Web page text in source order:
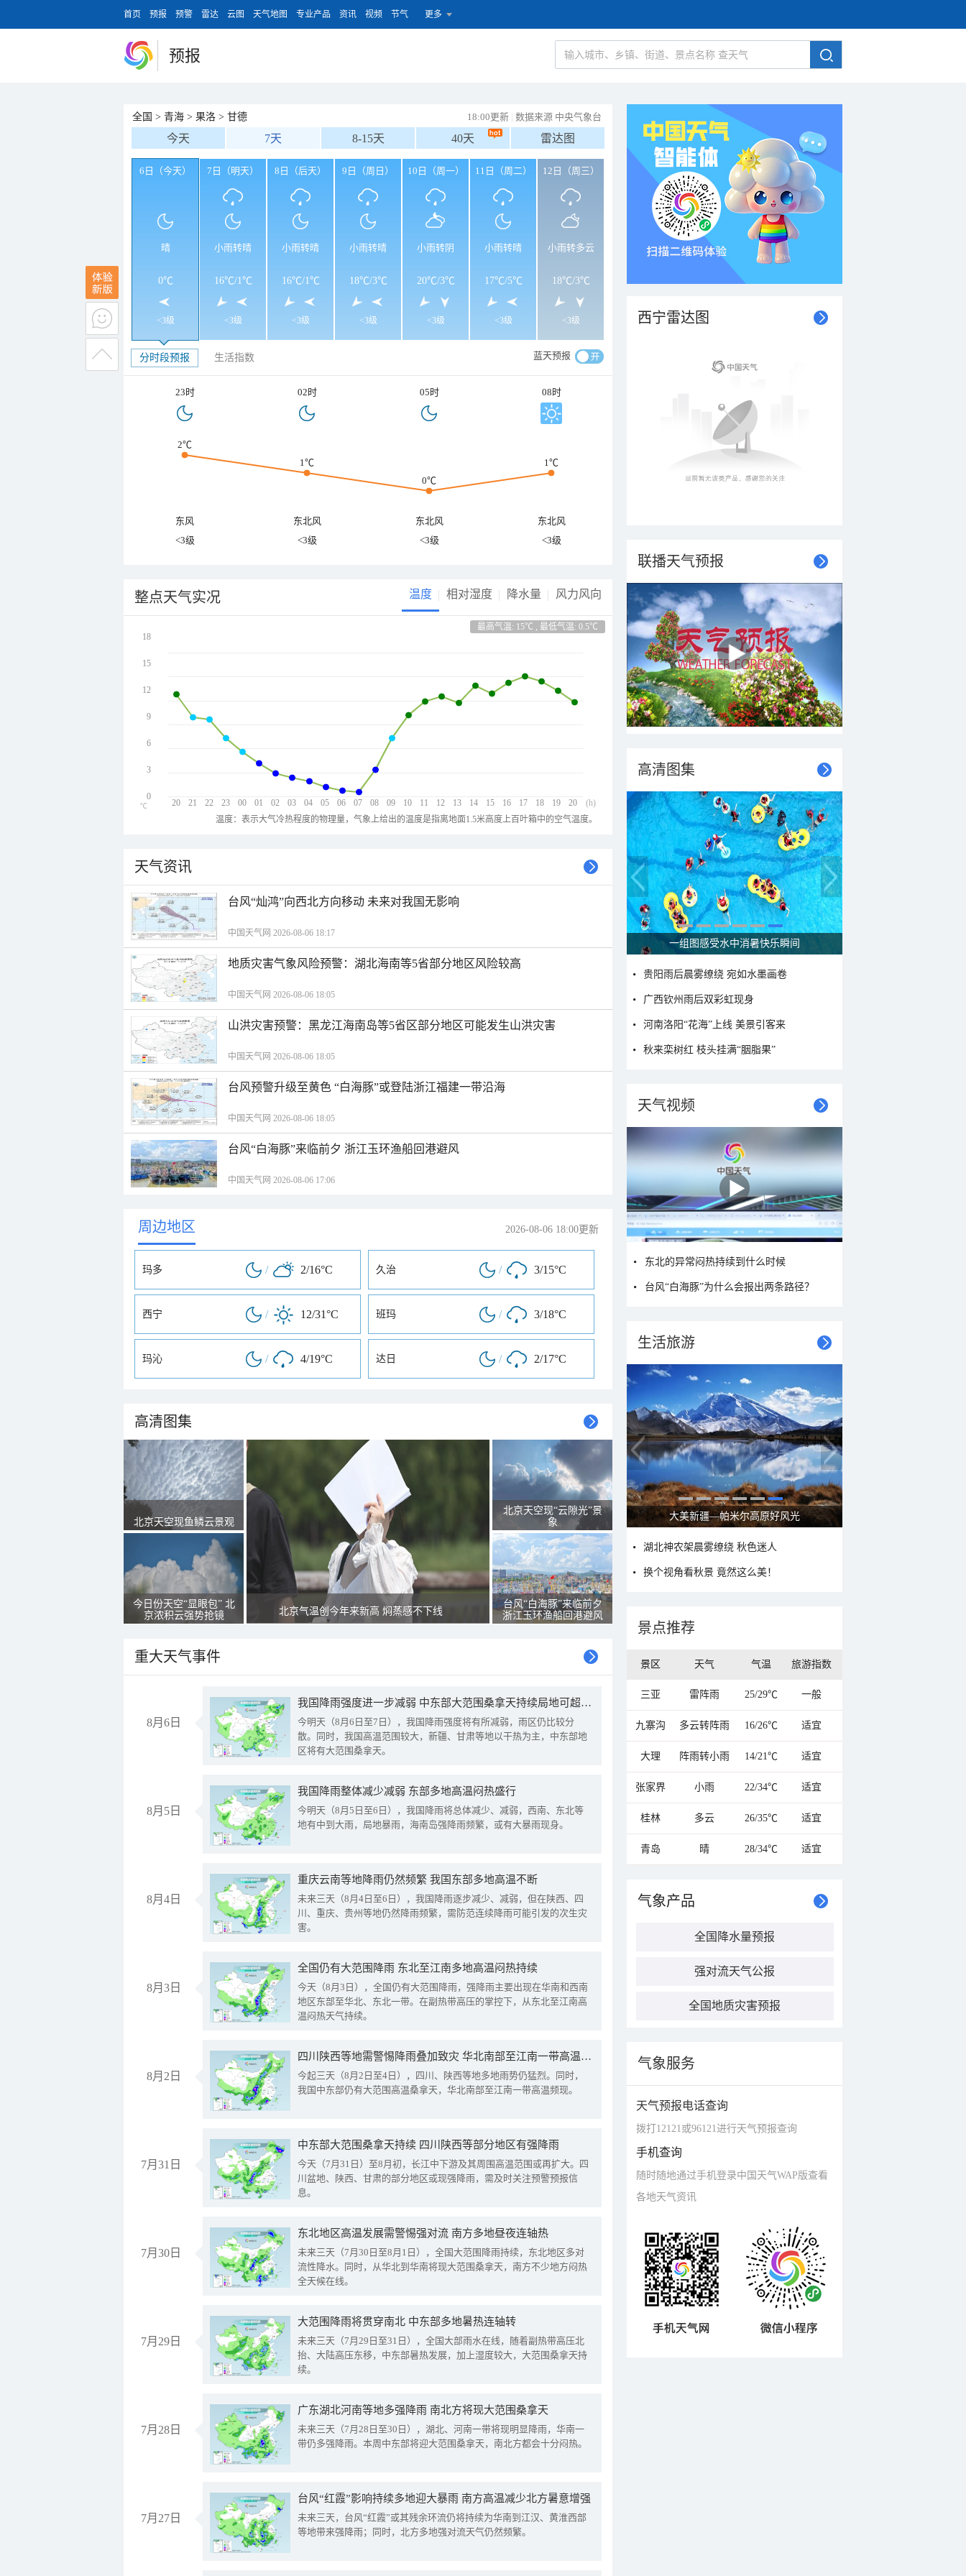
首页 预报 预警 雷达 云图 天气地图 专业产品 资讯 视频 节气 更多
预报
全国 > 青海 > 果洛 > 甘德 18:00更新 | 数据来源 中央气象台
今天 7天 8-15天 40天 雷达图
6日（今天）
晴
0℃
<3级
7日（明天）
小雨转晴
16℃/1℃
<3级
8日（后天）
小雨转晴
16℃/1℃
<3级
9日（周日）
小雨转晴
18℃/3℃
<3级
10日（周一）
小雨转阴
20℃/3℃
<3级
11日（周二）
小雨转晴
17℃/5℃
<3级
12日（周三）
小雨转多云
18℃/3℃
<3级
分时段预报 生活指数 蓝天预报
23时 02时 05时 08时
2℃
1℃
0℃
1℃
东风 东北风 东北风
东北风
<3级
<3级 <3级 <3级
整点天气实况 温度 相对湿度 降水量 风力风向
最高气温: 15℃ , 最低气温: 0.5℃
20 21 22 23 00 01 02 03 04 05 06 07 08 09 10 11 12 13 14 15 16 17 18 19 20
18
15
12
9
6
3
0
(h)
℃
温度：表示大气冷热程度的物理量，气象上给出的温度是指离地面1.5米高度上百叶箱中的空气温度。
天气资讯
台风“灿鸿”向西北方向移动 未来对我国无影响
中国天气网 2026-08-06 18:17
地质灾害气象风险预警：湖北海南等5省部分地区风险较高
中国天气网 2026-08-06 18:05
山洪灾害预警：黑龙江海南岛等5省区部分地区可能发生山洪灾害
中国天气网 2026-08-06 18:05
台风预警升级至黄色 “白海豚”或登陆浙江福建一带沿海
中国天气网 2026-08-06 18:05
台风“白海豚”来临前夕 浙江玉环渔船回港避风
中国天气网 2026-08-06 17:06
周边地区 2026-08-06 18:00更新
玛多 / 2/16°C 久治 / 3/15°C
西宁 / 12/31°C 班玛 / 3/18°C
玛沁 / 4/19°C 达日 / 2/17°C
高清图集
北京天空现鱼鳞云景观
今日份天空“显眼包” 北
京浓积云强势抢镜
北京气温创今年来新高 焖蒸感不下线
北京天空现“云隙光”景
象
台风“白海豚”来临前夕
浙江玉环渔船回港避风
重大天气事件
8月6日
我国降雨强度进一步减弱 中东部大范围桑拿天持续局地可超38℃
今明天（8月6日至7日），我国降雨强度将有所减弱，雨区仍比较分
散。同时，我国高温范围较大，新疆、甘肃等地以干热为主，中东部地
区将有大范围桑拿天。
8月5日
我国降雨整体减少减弱 东部多地高温闷热盛行
今明天（8月5日至6日），我国降雨将总体减少、减弱，西南、东北等
地有中到大雨，局地暴雨，海南岛强降雨频繁，或有大暴雨现身。
8月4日
重庆云南等地降雨仍然频繁 我国东部多地高温不断
未来三天（8月4日至6日），我国降雨逐步减少、减弱，但在陕西、四
川、重庆、贵州等地仍然降雨频繁，需防范连续降雨可能引发的次生灾
害。
8月3日
全国仍有大范围降雨 东北至江南多地高温闷热持续
今天（8月3日），全国仍有大范围降雨，强降雨主要出现在华南和西南
地区东部至华北、东北一带。在副热带高压的掌控下，从东北至江南高
温闷热天气持续。
8月2日
四川陕西等地需警惕降雨叠加致灾 华北南部至江南一带高温频现
今起三天（8月2日至4日），四川、陕西等地多地雨势仍猛烈。同时，
我国中东部仍有大范围高温桑拿天，华北南部至江南一带高温频现。
7月31日
中东部大范围桑拿天持续 四川陕西等部分地区有强降雨
今天（7月31日）至8月初，长江中下游及其周围高温范围或再扩大。四
川盆地、陕西、甘肃的部分地区或现强降雨，需及时关注预警预报信
息。
7月30日
东北地区高温发展需警惕强对流 南方多地昼夜连轴热
未来三天（7月30日至8月1日），全国大范围降雨持续，东北地区多对
流性降水。同时，从华北到华南将现大范围桑拿天，南方不少地方闷热
全天候在线。
7月29日
大范围降雨将贯穿南北 中东部多地暑热连轴转
未来三天（7月29日至31日），全国大部雨水在线，随着副热带高压北
抬、大陆高压东移，中东部暑热发展，加上湿度较大，大范围桑拿天持
续。
7月28日
广东湖北河南等地多强降雨 南北方将现大范围桑拿天
未来三天（7月28日至30日），湖北、河南一带将现明显降雨，华南一
带仍多强降雨。本周中东部将迎大范围桑拿天，南北方都会十分闷热。
7月27日
台风“红霞”影响持续多地迎大暴雨 南方高温减少北方暑意增强
未来三天，台风“红霞”或其残余环流仍将持续为华南到江汉、黄淮西部
等地带来强降雨；同时，北方多地强对流天气仍然频繁。
西宁雷达图
联播天气预报
高清图集
一组图感受水中消暑快乐瞬间
贵阳雨后晨雾缭绕 宛如水墨画卷
广西钦州雨后双彩虹现身
河南洛阳“花海”上线 美景引客来
秋来栾树红 枝头挂满“胭脂果”
天气视频
东北的异常闷热持续到什么时候
台风“白海豚”为什么会报出两条路径？
生活旅游
大美新疆—帕米尔高原好风光
湖北神农架晨雾缭绕 秋色迷人
换个视角看秋景 竟然这么美！
景点推荐
景区 天气 气温 旅游指数
三亚 雷阵雨 25/29℃ 一般
九寨沟 多云转阵雨 16/26℃ 适宜
大理 阵雨转小雨 14/21℃ 适宜
张家界 小雨 22/34℃ 适宜
桂林 多云 26/35℃ 适宜
青岛 晴 28/34℃ 适宜
气象产品
全国降水量预报
强对流天气公报
全国地质灾害预报
气象服务
天气预报电话查询
拨打12121或96121进行天气预报查询
手机查询
随时随地通过手机登录中国天气WAP版查看
各地天气资讯